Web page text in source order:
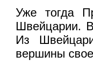
Уже тогда
Швейцарии.
Из
вершины